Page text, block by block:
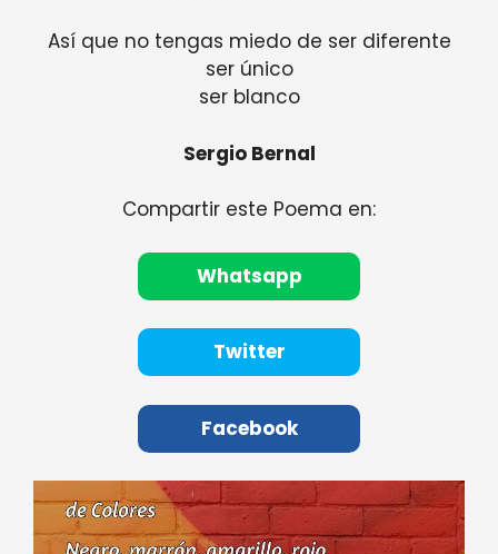
Así que no tengas miedo de ser diferente
ser único
ser blanco
Sergio Bernal
Compartir este Poema en:
Whatsapp
Twitter
Facebook